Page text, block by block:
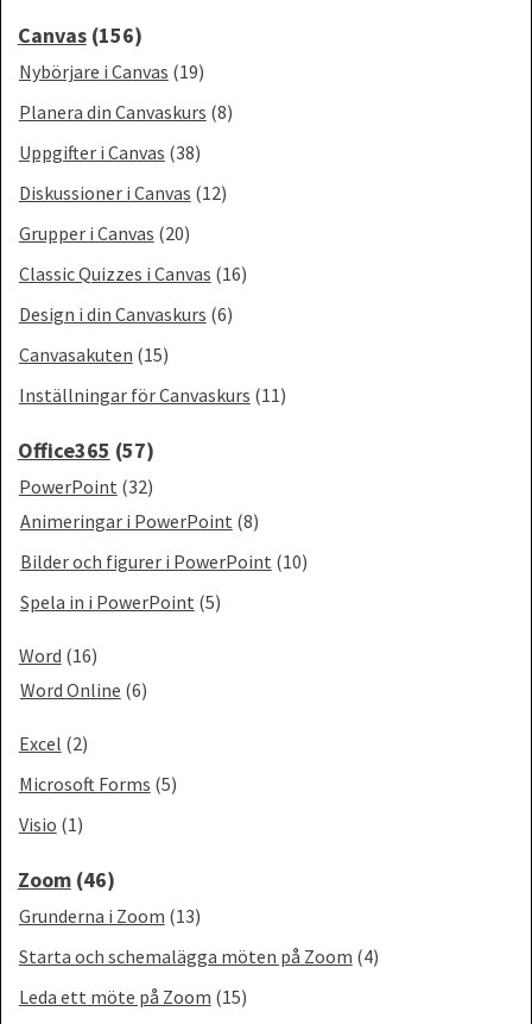
Canvas(156)
Nybörjare i Canvas (19)
Planera din Canvaskurs (8)
Uppgifter i Canvas (38)
Diskussioner i Canvas (12)
Grupper i Canvas (20)
Classic Quizzes i Canvas (16)
Design i din Canvaskurs (6)
Canvasakuten (15)
Inställningar för Canvaskurs (11)
Office365 (57)
PowerPoint (32)
Animeringar i PowerPoint (8)
Bilder och figurer i PowerPoint (10)
Spela in i PowerPoint (5)
Word (16)
Word Online (6)
Excel (2)
Microsoft Forms (5)
Visio (1)
Zoom(46)
Grunderna i Zoom (13)
Starta och schemalägga möten på Zoom (4)
Leda ett möte på Zoom (15)